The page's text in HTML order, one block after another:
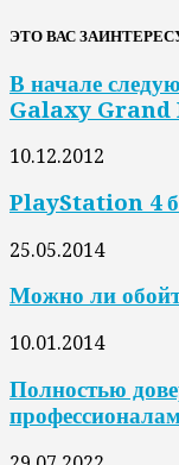
ЭТО ВАС
В начале
Galaxy Grand
10.12.2012
PlayStation 4
25.05.2014
Можно ли
10.01.2014
Полностью